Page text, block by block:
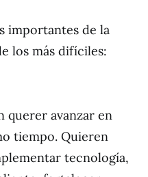
importantes de la
los más difíciles:
querer avanzar en
tiempo. Quieren
tecnología,